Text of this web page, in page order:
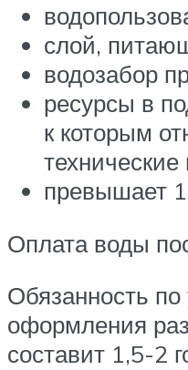
слой,
водозабор
ресурсы в
к которым
превышает
Оплата воды
Обязанность
оформления
составит 1,5-2